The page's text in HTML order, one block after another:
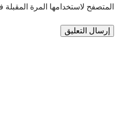
المتصفح لاستخدامها المرة المقبلة